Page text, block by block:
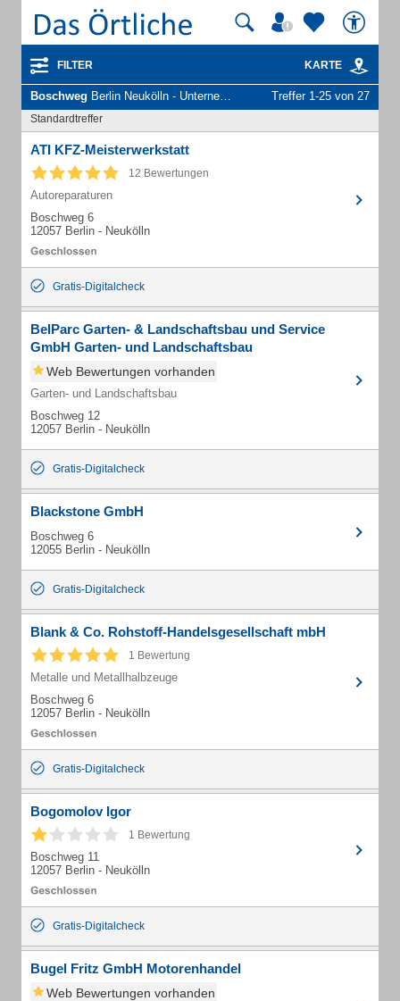
FILTER KARTE
Boschweg Berlin Neukölln - Unternehmen und Personen Treffer 1-25 von 27
Standardtreffer
ATI KFZ-Meisterwerkstatt
12 Bewertungen
Autoreparaturen
Boschweg 6
12057 Berlin - Neukölln
Gratis-Digitalcheck
BelParc Garten- & Landschaftsbau und Service
GmbH Garten- und Landschaftsbau
Web Bewertungen vorhanden
Garten- und Landschaftsbau
Boschweg 12
12057 Berlin - Neukölln
Gratis-Digitalcheck
Blackstone GmbH
Boschweg 6
12055 Berlin - Neukölln
Gratis-Digitalcheck
Blank & Co. Rohstoff-Handelsgesellschaft mbH
1 Bewertung
Metalle und Metallhalbzeuge
Boschweg 6
12057 Berlin - Neukölln
Gratis-Digitalcheck
Bogomolov Igor
1 Bewertung
Boschweg 11
12057 Berlin - Neukölln
Gratis-Digitalcheck
Bugel Fritz GmbH Motorenhandel
Web Bewertungen vorhanden